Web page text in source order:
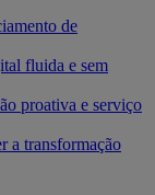
de
fluida e sem
proativa e serviço
a transformação